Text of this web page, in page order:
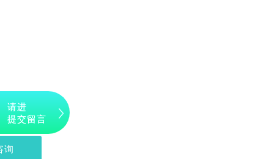
请进
提交留言
询